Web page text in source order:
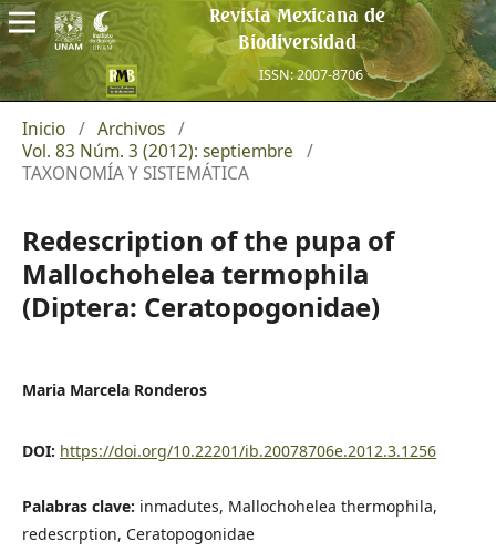
Revista Mexicana de
Biodiversidad
ISSN: 2007-8706
Inicio / Archivos /
Vol. 83 Núm. 3 (2012): septiembre
/
TAXONOMÍA Y SISTEMÁTICA
Redescription of the pupa of
Mallochohelea termophila
(Diptera: Ceratopogonidae)
Maria Marcela Ronderos
DOI: https://doi.org/10.22201/ib.20078706e.2012.3.1256
Palabras clave: inmadutes, Mallochohelea thermophila,
redescrption, Ceratopogonidae